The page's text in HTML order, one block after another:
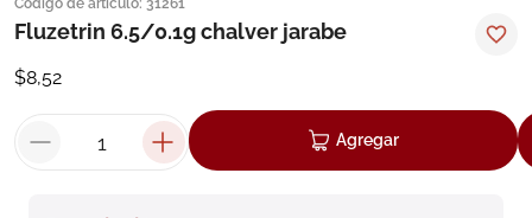
Código de artículo: 31261
Fluzetrin 6.5/0.1g chalver jarabe
$8,52
Agregar
1. eucerin
pilexil
5. cerave